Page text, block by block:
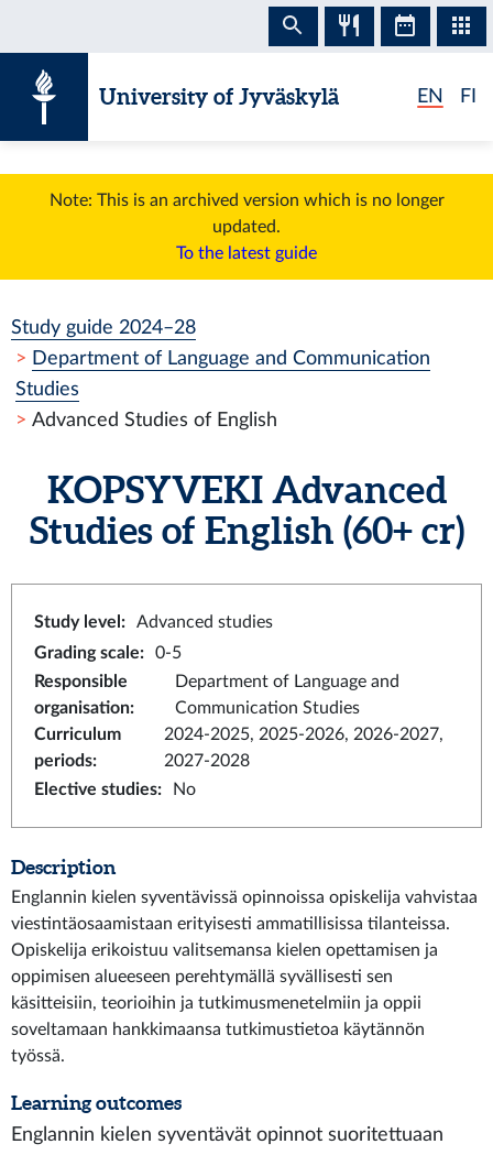
University of Jyväskylä EN FI
Note: This is an archived version which is no longer
updated.
To the latest guide
Study guide 2024–28
Department of Language and Communication
Studies
Advanced Studies of English
KOPSYVEKI Advanced
Studies of English (60+ cr)
Study level :
Advanced studies
Grading scale:
0-5
Responsible
organisation:
Department of Language and
Communication Studies
Curriculum
periods:
2024-2025, 2025-2026, 2026-2027,
2027-2028
Elective studies: No
Description
Englannin kielen syventävissä opinnoissa opiskelija vahvistaa
viestintäosaamistaan erityisesti ammatillisissa tilanteissa.
Opiskelija erikoistuu valitsemansa kielen opettamisen ja
oppimisen alueeseen perehtymällä syvällisesti sen
käsitteisiin, teorioihin ja tutkimusmenetelmiin ja oppii
soveltamaan hankkimaansa tutkimustietoa käytännön
työssä.
Learning outcomes
Englannin kielen syventävät opinnot suoritettuaan